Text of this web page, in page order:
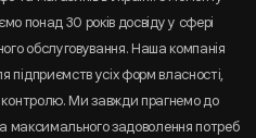
понад 30 років досвіду у сфері
обслуговування. Наша компанія
підприємств усіх форм власності,
Ми завжди прагнемо до
максимального задоволення потреб